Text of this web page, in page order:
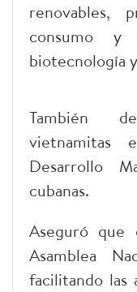
renovables,
consumo y
biotecnología
También
vietnamitas
Desarrollo
cubanas.
Aseguró
Asamblea
facilitando las